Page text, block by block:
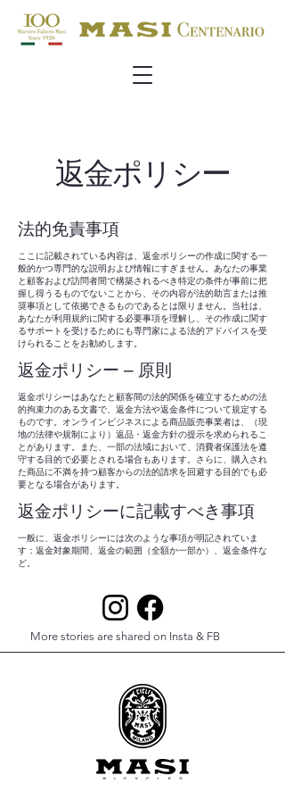
返金ポリシー
法的免責事項
ここに記載されている内容は、返金ポリシーの作成に関する一
般的かつ専門的な説明および情報にすぎません。あなたの事業
と顧客および訪問者間で構築されるべき特定の条件が事前に把
握し得うるものでないことから、その内容が法的助言または推
奨事項として依拠できるものであるとは限りません。当社は、
あなたが利用規約に関する必要事項を理解し、その作成に関す
るサポートを受けるためにも専門家による法的アドバイスを受
けられることをお勧めします。
返金ポリシー – 原則
返金ポリシーはあなたと顧客間の法的関係を確立するための法
的拘束力のある文書で、返金方法や返金条件について規定する
ものです。オンラインビジネスによる商品販売事業者は、（現
地の法律や規制により）返品・返金方針の提示を求められるこ
とがあります。また、一部の法域において、消費者保護法を遵
守する目的で必要とされる場合もあります。さらに、購入され
た商品に不満を持つ顧客からの法的請求を回避する目的でも必
要となる場合があります。
返金ポリシーに記載すべき事項
一般に、返金ポリシーには次のような事項が明記されていま
す：返金対象期間、返金の範囲（全額か一部か）、返金条件な
ど。
More stories are shared on Insta & FB